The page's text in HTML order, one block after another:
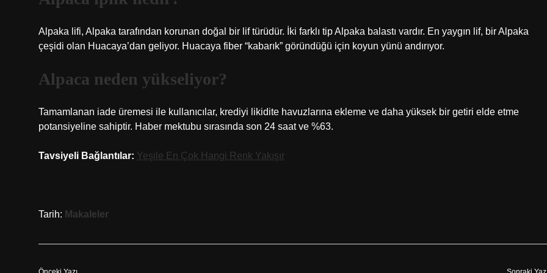
Alpaka lifi, Alpaka tarafından korunan doğal bir lif türüdür. İki farklı tip Alpaka balastı vardır. En yaygın lif, bir Alpaka
çeşidi olan Huacaya’dan geliyor. Huacaya fiber “kabarık” göründüğü için koyun yünü andırıyor.
Alpaca neden yükseliyor?
Tamamlanan iade üremesi ile kullanıcılar, krediyi likidite havuzlarına ekleme ve daha yüksek bir getiri elde etme
potansiyeline sahiptir. Haber mektubu sırasında son 24 saat ve %63.
Tavsiyeli Bağlantılar: Yeşile En Çok Hangi Renk Yakışır
Tarih: Makaleler